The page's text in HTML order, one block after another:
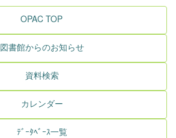
OPAC TOP
図書館からのお知らせ
資料検索
カレンダー
ﾃﾞｰﾀﾍﾞｰｽ一覧